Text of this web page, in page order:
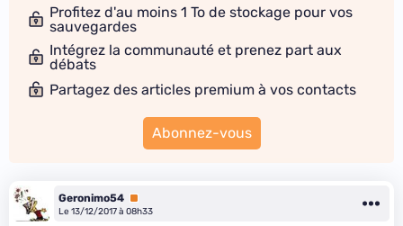
Profitez d'au moins 1 To de stockage pour vos
sauvegardes
Intégrez la communauté et prenez part aux
débats
Partagez des articles premium à vos contacts
Abonnez-vous
Geronimo54 Premium
Le 13/12/2017 à 08h33